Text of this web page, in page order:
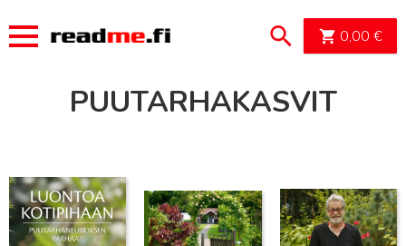
0,00 €
PUUTARHAKASVIT
Lue lisää Lue lisää Lue lisää